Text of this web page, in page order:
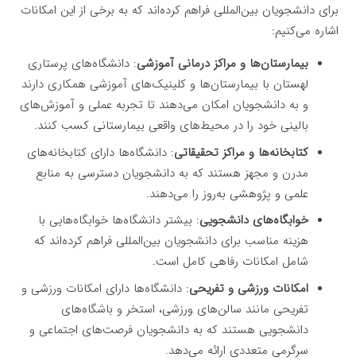
برای دانشجویان بین‌المللی فراهم کرده‌اند که به برخی از این امکانات
اشاره می‌کنیم:
بیمارستان‌ها و مراکز درمانی آموزشی: دانشگاه‌های پرستاری
لهستان با بیمارستان‌ها و کلینیک‌های آموزشی همکاری دارند
و به دانشجویان امکان می‌دهند تا تجربه عملی و آموزش‌های
بالینی خود را در محیط‌های واقعی بیمارستانی کسب کنند.
کتابخانه‌ها و مراکز تحقیقاتی: دانشگاه‌ها دارای کتابخانه‌های
مدرن و مجهز هستند که به دانشجویان دسترسی به منابع
علمی و پژوهشی به‌روز را می‌دهند.
خوابگاه‌های دانشجویی: بیشتر دانشگاه‌ها خوابگاه‌هایی با
هزینه مناسب برای دانشجویان بین‌المللی فراهم کرده‌اند که
شامل امکانات رفاهی کامل است.
امکانات ورزشی و تفریحی: دانشگاه‌ها دارای امکانات ورزشی و
تفریحی مانند سالن‌های ورزشی، استخر و باشگاه‌های
دانشجویی هستند که به دانشجویان فرصت‌های اجتماعی و
سرگرمی متعددی ارائه می‌دهد.